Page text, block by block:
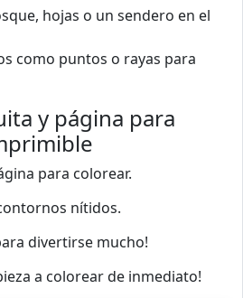
hojas o un sendero en el
como puntos o rayas para
y página para
para colorear.
nítidos.
divertirse mucho!
a colorear de inmediato!